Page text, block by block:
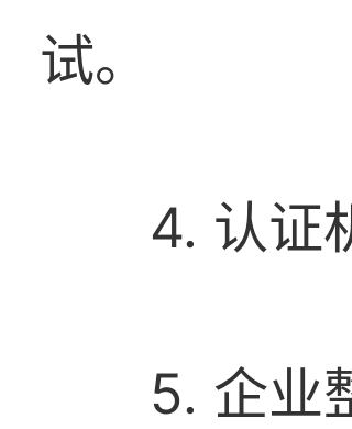
试。
4. 认证
5. 企业